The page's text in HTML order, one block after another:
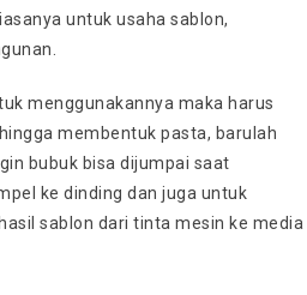
untuk usaha sablon,
menggunakannya maka harus
membentuk pasta, barulah
bubuk bisa dijumpai saat
ke dinding dan juga untuk
sablon dari tinta mesin ke media